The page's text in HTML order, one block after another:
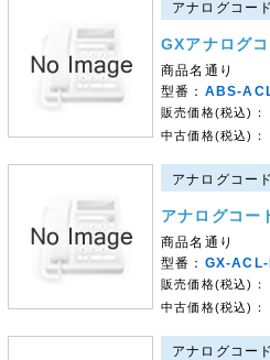
アナログコー
GXアナログ
商品名通り
型番： ABS-
販売価格(税込)：
中古価格(税込)：
アナログコー
アナログコー
商品名通り
型番： GX-
販売価格(税込)：
中古価格(税込)：
アナログコー